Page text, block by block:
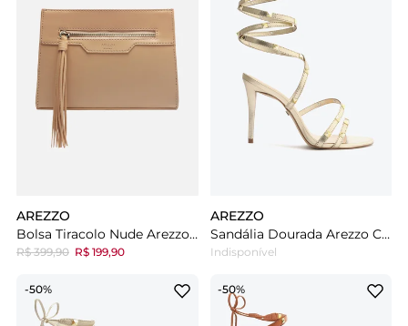
AREZZO
Bolsa Tiracolo Nude Arezzo Pietra Pequena
R$ 399,90 R$ 199,90
AREZZO
Sandália Dourada Arezzo Couro Salto Fino Gladiadora Ella
Indisponível
-50% -50%